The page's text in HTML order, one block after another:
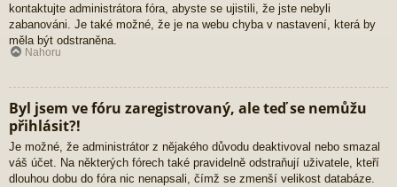
kontaktujte administrátora fóra, abyste se ujistili, že jste nebyli
zabanováni. Je také možné, že je na webu chyba v nastavení, která by
měla být odstraněna.
Nahoru
Byl jsem ve fóru zaregistrovaný, ale teď se nemůžu
přihlásit?!
Je možné, že administrátor z nějakého důvodu deaktivoval nebo smazal
váš účet. Na některých fórech také pravidelně odstraňují uživatele, kteří
dlouhou dobu do fóra nic nenapsali, čímž se zmenší velikost databáze.